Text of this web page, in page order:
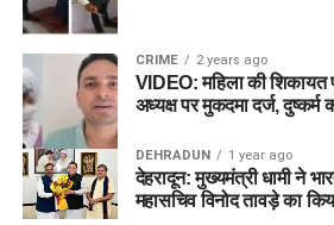
CRIME 2 years ago
VIDEO: महिला की
अध्यक्ष पर मुकदमा दर्ज, दुष्कर्म
DEHRADUN 1 year ago
देहरादून: मुख्यमंत्री धामी ने
महासचिव विनोद तावड़े का